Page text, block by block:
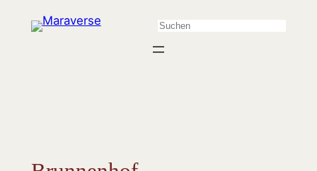
Inhalt
Suchen